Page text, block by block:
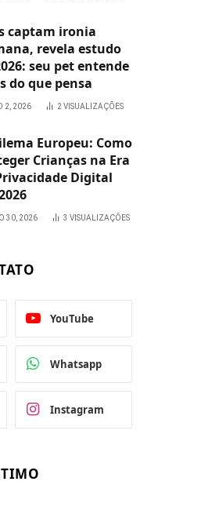
captam ironia
revela estudo
seu pet entende
do que pensa
2, 2026 2 VISUALIZAÇÕES
Europeu: Como
Crianças na Era
Digital
30, 2026 3 VISUALIZAÇÕES
YouTube
Whatsapp
Instagram